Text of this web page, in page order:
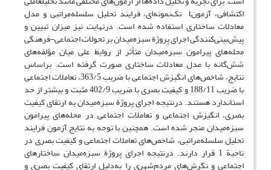
اکتشافی، آزمونt تک‌نمونه‌ای، فرایند تحلیل سلسله‌مراتبی و مدل
معادلات ساختاری استفاده شده است. درنهایت نیز میزان تبیین‌ و
پیش‌بینی‌کنندگی اجرای پروژة سبزه‌میدان بر تحولات اجتماعی-فرهنگی
محله‌های پیرامون سبزه‌میدان متأثر از روابط علی میان مؤلفه‌های
شش‌گانه با مدل معادلات ساختاری صورت گرفته است. براساس
نتایج، شاخص‌های انگیزش اجتماعی با ضریب 363/5، تعاملات اجتماعی
با ضریب 188/11 و کیفیت بصری با ضریب 402/9 مثبت و بیشتر از حد
استاندارد هستند. درنتیجه اجرای پروژة سبزه‌میدان به ارتقای کیفیت
بصری، انگیزش اجتماعی و تعاملات اجتماعی در محله‌های پیرامون
سبزه‌میدان منجر شده است. همچنین با توجه به نتایج آزمون فرایند
تحلیل سلسله‌مراتبی، شاخص‌های تعاملات اجتماعی و کیفیت بصری در
ناحیة 1 قرار دارند. درنتیجه اجرای پروژة سبزه‌میدان ساختارهای
اجتماعی و نگرش‌های مردم‌شهری را به‌دلیل ارتقای کیفیت بصری و